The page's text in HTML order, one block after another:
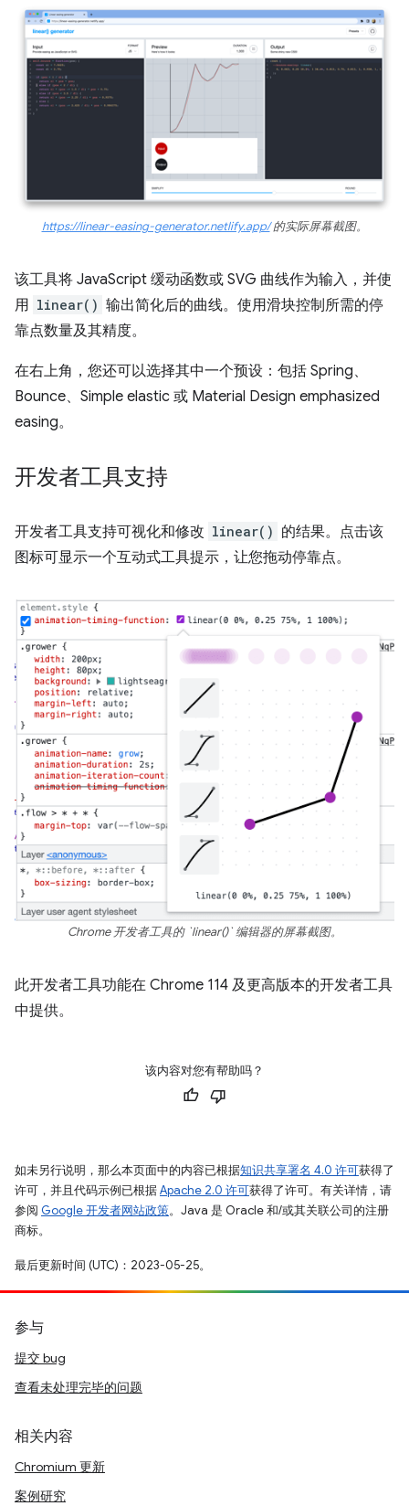
https://linear-easing-generator.netlify.app/的实际屏幕截图。
该工具将 JavaScript 缓动函数或 SVG 曲线作为输入，并使
用 linear() 输出简化后的曲线。使用滑块控制所需的停
靠点数量及其精度。
在右上角，您还可以选择其中一个预设：包括 Spring、
Bounce、Simple elastic 或 Material Design emphasized
easing。
开发者工具支持
开发者工具支持可视化和修改 linear() 的结果。点击该
图标可显示一个互动式工具提示，让您拖动停靠点。
Chrome 开发者工具的 `linear()` 编辑器的屏幕截图。
此开发者工具功能在 Chrome 114 及更高版本的开发者工具
中提供。
该内容对您有帮助吗？
如未另行说明，那么本页面中的内容已根据知识共享署名 4.0 许可获得了
许可，并且代码示例已根据Apache 2.0 许可获得了许可。有关详情，请
参阅 Google 开发者网站政策。Java 是 Oracle 和/或其关联公司的注册
商标。
最后更新时间 (UTC)：2023-05-25。
参与
提交 bug
查看未处理完毕的问题
相关内容
Chromium 更新
案例研究